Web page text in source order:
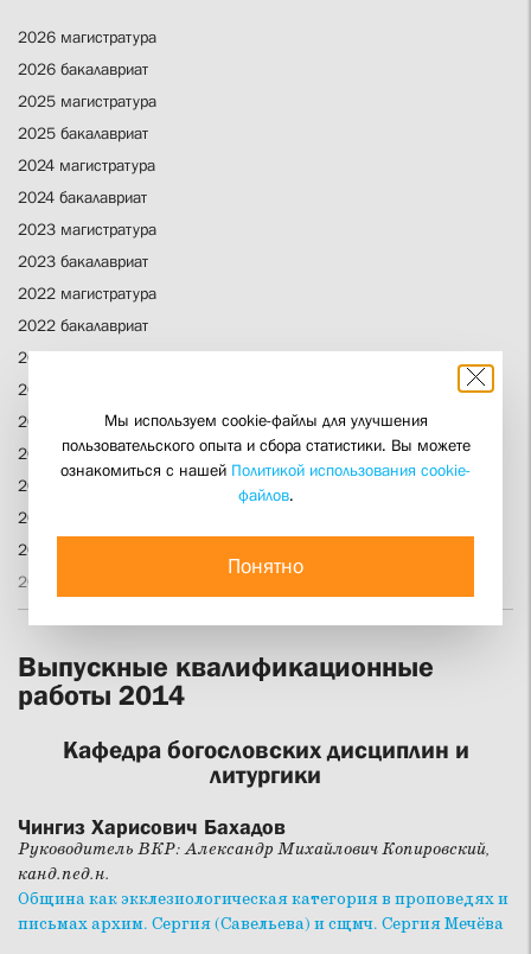
2026 магистратура
2026 бакалавриат
2025 магистратура
2025 бакалавриат
2024 магистратура
2024 бакалавриат
2023 магистратура
2023 бакалавриат
2022 магистратура
2022 бакалавриат
2021 бакалавриат
2020 бакалавриат
2019 бакалавриат
2018 бакалавриат
2017 бакалавриат
2016 бакалавриат
2015 бакалавриат
2014 бакалавриат
Выпускные квалификационные
работы 2014
Кафедра богословских дисциплин и
литургики
Чингиз Харисович Бахадов
Руководитель ВКР: Александр Михайлович Копировский,
канд.пед.н.
Община как экклезиологическая категория в проповедях и
письмах архим. Сергия (Савельева) и сщмч. Сергия Мечёва
Мы используем cookie-файлы для улучшения
пользовательского опыта и сбора статистики. Вы можете
ознакомиться с нашей Политикой использования cookie-
файлов.
Понятно